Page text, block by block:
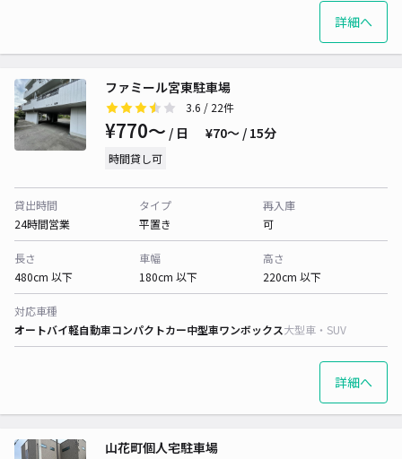
詳細へ
ファミール宮東駐車場
3.6 / 22件
¥770〜 / 日 ¥70〜 / 15分
時間貸し可
貸出時間
24時間営業
タイプ
平置き
再入庫
可
長さ
480cm 以下
車幅
180cm 以下
高さ
220cm 以下
対応車種
オートバイ軽自動車コンパクトカー中型車ワンボックス大型車・SUV
詳細へ
山花町個人宅駐車場